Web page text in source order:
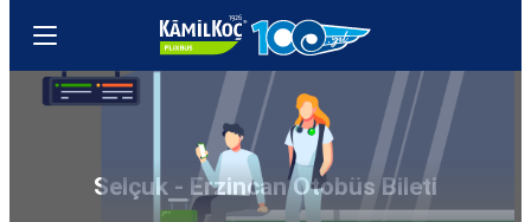
Selçuk - Erzincan Otobüs Bileti